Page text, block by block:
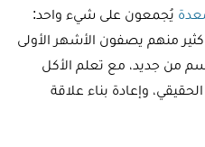
يُجمعون على شيء واحد:
منهم يصفون الأشهر الأولى
من جديد، مع تعلم الأكل
وإعادة بناء علاقة